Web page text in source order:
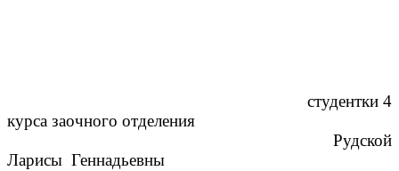
студентки 4
курса заочного отделения
Рудской
Ларисы Геннадьевны